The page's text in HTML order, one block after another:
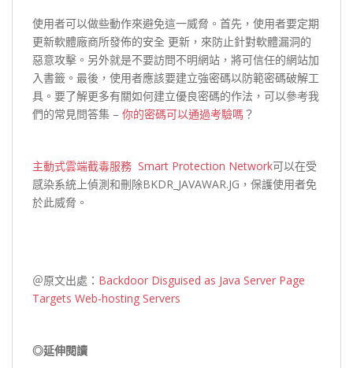
使用者可以做些動作來避免這一威脅。首先，使用者要定期
更新軟體廠商所發佈的安全 更新，來防止針對軟體漏洞的
惡意攻擊。另外就是不要訪問不明網站，將可信任的網站加
入書籤。最後，使用者應該要建立強密碼以防範密碼破解工
具。要了解更多有關如何建立優良密碼的作法，可以參考我
們的常見問答集 – 你的密碼可以通過考驗嗎？
主動式雲端截毒服務 Smart Protection Network可以在受
感染系統上偵測和刪除BKDR_JAVAWAR.JG，保護使用者免
於此威脅。
＠原文出處： Backdoor Disguised as Java Server Page
Targets Web-hosting Servers
◎延伸閱讀